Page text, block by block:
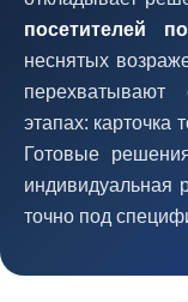
посетителей
неснятых
этапах: карточка
Готовые
индивидуальная
точно под